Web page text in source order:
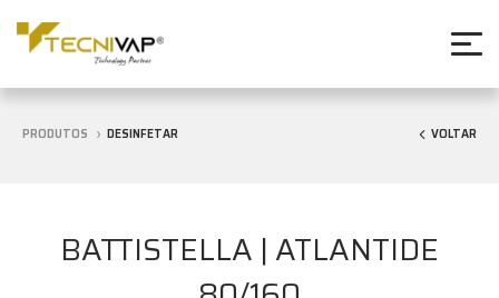
PRODUTOS DESINFETAR VOLTAR
BATTISTELLA | ATLANTIDE